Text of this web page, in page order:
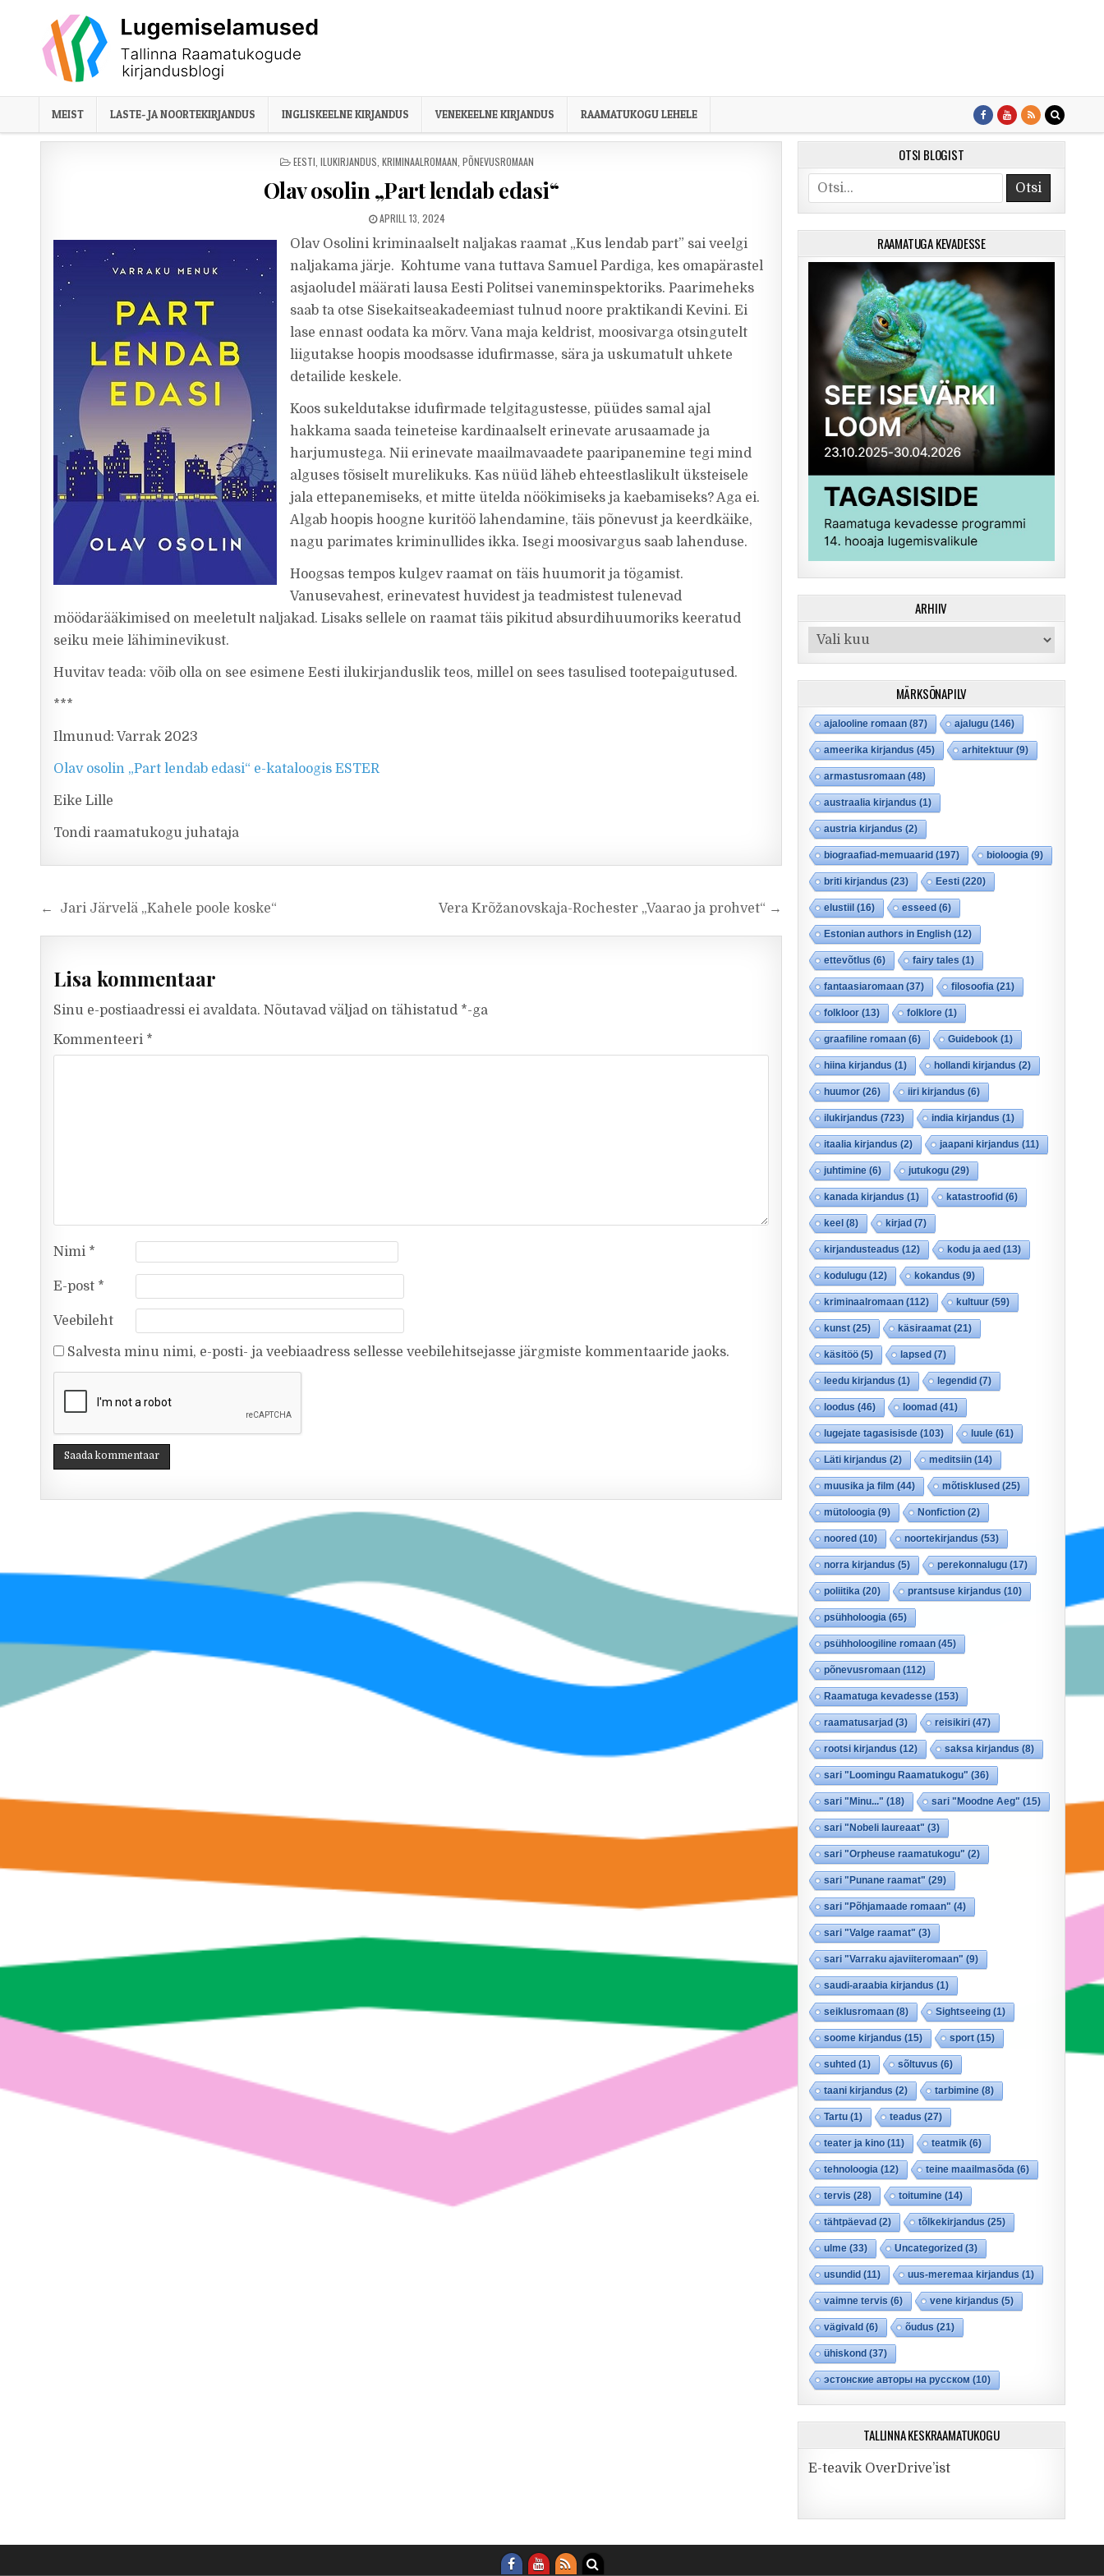
MEIST LASTE- JA NOORTEKIRJANDUS INGLISKEELNE KIRJANDUS VENEKEELNE KIRJANDUS RAAMATUKOGU LEHELE
POSTED IN
EESTI ILUKIRJANDUS KRIMINAALROMAAN PÕNEVUSROMAAN
Olav osolin „Part lendab edasi“
PUBLISHED DATE:
APRILL 13, 2024
Olav Osolini kriminaalselt naljakas raamat „Kus lendab part” sai veelgi
naljakama järje. Kohtume vana tuttava Samuel Pardiga, kes omapärastel
asjaoludel määrati lausa Eesti Politsei vaneminspektoriks. Paarimeheks
saab ta otse Sisekaitseakadeemiast tulnud noore praktikandi Kevini. Ei
lase ennast oodata ka mõrv. Vana maja keldrist, moosivarga otsingutelt
liigutakse hoopis moodsasse idufirmasse, sära ja uskumatult uhkete
detailide keskele.
Koos sukeldutakse idufirmade telgitagustesse, püüdes samal ajal
hakkama saada teineteise kardinaalselt erinevate arusaamade ja
harjumustega. Nii erinevate maailmavaadete paaripanemine tegi mind
alguses tõsiselt murelikuks. Kas nüüd läheb ehteestlaslikult üksteisele
jala ettepanemiseks, et mitte ütelda nöökimiseks ja kaebamiseks? Aga ei.
Algab hoopis hoogne kuritöö lahendamine, täis põnevust ja keerdkäike,
nagu parimates kriminullides ikka. Isegi moosivargus saab lahenduse.
Hoogsas tempos kulgev raamat on täis huumorit ja tögamist.
Vanusevahest, erinevatest huvidest ja teadmistest tulenevad
möödarääkimised on meeletult naljakad. Lisaks sellele on raamat täis pikitud absurdihuumoriks keeratud
seiku meie lähiminevikust.
Huvitav teada: võib olla on see esimene Eesti ilukirjanduslik teos, millel on sees tasulised tootepaigutused.
***
Ilmunud: Varrak 2023
Olav osolin „Part lendab edasi“ e-kataloogis ESTER
Eike Lille
Tondi raamatukogu juhataja
Navigeerimine
← Jari Järvelä „Kahele poole koske“ Vera Krõžanovskaja-Rochester „Vaarao ja prohvet“ →
Lisa kommentaar
Sinu e-postiaadressi ei avaldata. Nõutavad väljad on tähistatud *-ga
Kommenteeri *
Nimi *
E-post *
Veebileht
Salvesta minu nimi, e-posti- ja veebiaadress sellesse veebilehitsejasse järgmiste kommentaaride jaoks.
OTSI BLOGIST
Search for:
RAAMATUGA KEVADESSE
ARHIIV
Arhiiv
MÄRKSÕNAPILV
ajalooline romaan(87) ajalugu(146)
ameerika kirjandus(45) arhitektuur(9)
armastusromaan(48)
austraalia kirjandus(1)
austria kirjandus(2)
biograafiad-memuaarid(197) bioloogia (9)
briti kirjandus(23) Eesti(220)
elustiil(16) esseed(6)
Estonian authors in English(12)
ettevõtlus(6) fairy tales(1)
fantaasiaromaan(37) filosoofia (21)
folkloor(13) folklore(1)
graafiline romaan(6) Guidebook(1)
hiina kirjandus(1) hollandi kirjandus(2)
huumor(26) iiri kirjandus(6)
ilukirjandus(723) india kirjandus(1)
itaalia kirjandus(2) jaapani kirjandus(11)
juhtimine(6) jutukogu(29)
kanada kirjandus(1) katastroofid(6)
keel(8) kirjad(7)
kirjandusteadus(12) kodu ja aed(13)
kodulugu(12) kokandus(9)
kriminaalromaan(112) kultuur(59)
kunst(25) käsiraamat(21)
käsitöö(5) lapsed(7)
leedu kirjandus(1) legendid(7)
loodus(46) loomad(41)
lugejate tagasisisde(103) luule(61)
Läti kirjandus(2) meditsiin(14)
muusika ja film (44) mõtisklused(25)
mütoloogia (9) Nonfiction(2)
noored(10) noortekirjandus(53)
norra kirjandus(5) perekonnalugu(17)
poliitika (20) prantsuse kirjandus(10)
psühholoogia (65)
psühholoogiline romaan(45)
põnevusromaan(112)
Raamatuga kevadesse(153)
raamatusarjad(3) reisikiri(47)
rootsi kirjandus(12) saksa kirjandus(8)
sari "Loomingu Raamatukogu"(36)
sari "Minu..."(18) sari "Moodne Aeg"(15)
sari "Nobeli laureaat"(3)
sari "Orpheuse raamatukogu"(2)
sari "Punane raamat"(29)
sari "Põhjamaade romaan"(4)
sari "Valge raamat"(3)
sari "Varraku ajaviiteromaan"(9)
saudi-araabia kirjandus(1)
seiklusromaan(8) Sightseeing(1)
soome kirjandus(15) sport(15)
suhted(1) sõltuvus(6)
taani kirjandus(2) tarbimine(8)
Tartu(1) teadus(27)
teater ja kino(11) teatmik(6)
tehnoloogia (12) teine maailmasõda (6)
tervis(28) toitumine(14)
tähtpäevad(2) tõlkekirjandus(25)
ulme(33) Uncategorized(3)
usundid(11) uus-meremaa kirjandus(1)
vaimne tervis(6) vene kirjandus(5)
vägivald(6) õudus(21)
ühiskond(37)
эстонские авторы на русском(10)
TALLINNA KESKRAAMATUKOGU
E-teavik OverDrive’ist